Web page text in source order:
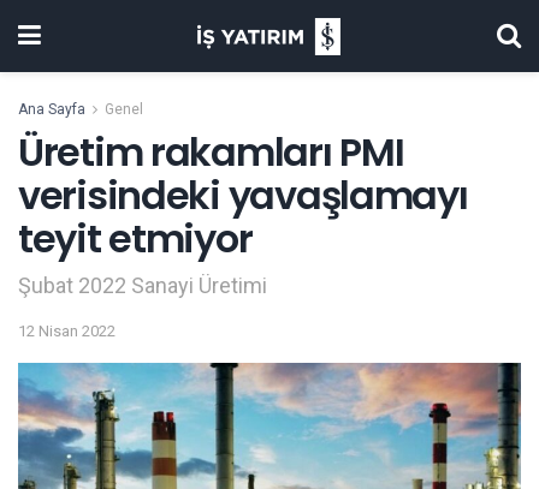
Ana Sayfa Genel
Üretim rakamları PMI
verisindeki yavaşlamayı
teyit etmiyor
Şubat 2022 Sanayi Üretimi
12 Nisan 2022